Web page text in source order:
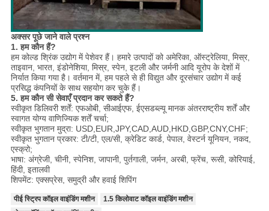
अक्सर पूछे जाने वाले प्रश्न
1. हम कौन हैं?
हम कोल्ड श्रिंक उद्योग में पेशेवर हैं। हमारे उत्पादों को अमेरिका, ऑस्ट्रेलिया, मिस्र,
ताइवान, भारत, इंडोनेशिया, मिस्र, स्पेन, इटली और जर्मनी आदि यूरोप के देशों में
निर्यात किया गया है। वर्तमान में, हम पहले से ही विद्युत और दूरसंचार उद्योग में कई
प्रसिद्ध कंपनियों के साथ सहयोग कर चुके हैं।
5. हम कौन सी सेवाएँ प्रदान कर सकते हैं?
स्वीकृत डिलिवरी शर्तें: एफओबी, सीआईएफ, ईएसडब्ल्यू मानक अंतरराष्ट्रीय शर्तें और
स्वागत योग्य वाणिज्यिक शर्तें चर्चा;
स्वीकृत भुगतान मुद्रा: USD,EUR,JPY,CAD,AUD,HKD,GBP,CNY,CHF;
स्वीकृत भुगतान प्रकार: टी/टी, एल/सी, क्रेडिट कार्ड, पेपाल, वेस्टर्न यूनियन, नकद,
एस्क्रो;
भाषा: अंग्रेजी, चीनी, स्पेनिश, जापानी, पुर्तगाली, जर्मन, अरबी, फ्रेंच, रूसी, कोरियाई,
हिंदी, इतालवी
शिपमेंट: एक्सप्रेस, समुद्री और हवाई शिपिंग
पीई स्ट्रिप कॉइल वाइंडिंग मशीन
1.5 किलोवाट कॉइल वाइंडिंग मशीन